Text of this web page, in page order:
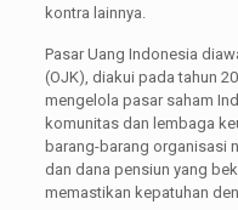
kontra lainnya.
Pasar Uang Indonesia
(OJK), diakui pada tahun
mengelola pasar saham
komunitas dan lembaga
barang-barang organisasi
dan dana pensiun yang
memastikan kepatuhan